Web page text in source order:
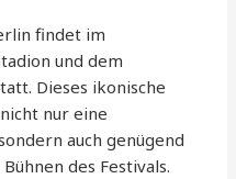
findet im
und dem
Dieses ikonische
nur eine
auch genügend
des Festivals.